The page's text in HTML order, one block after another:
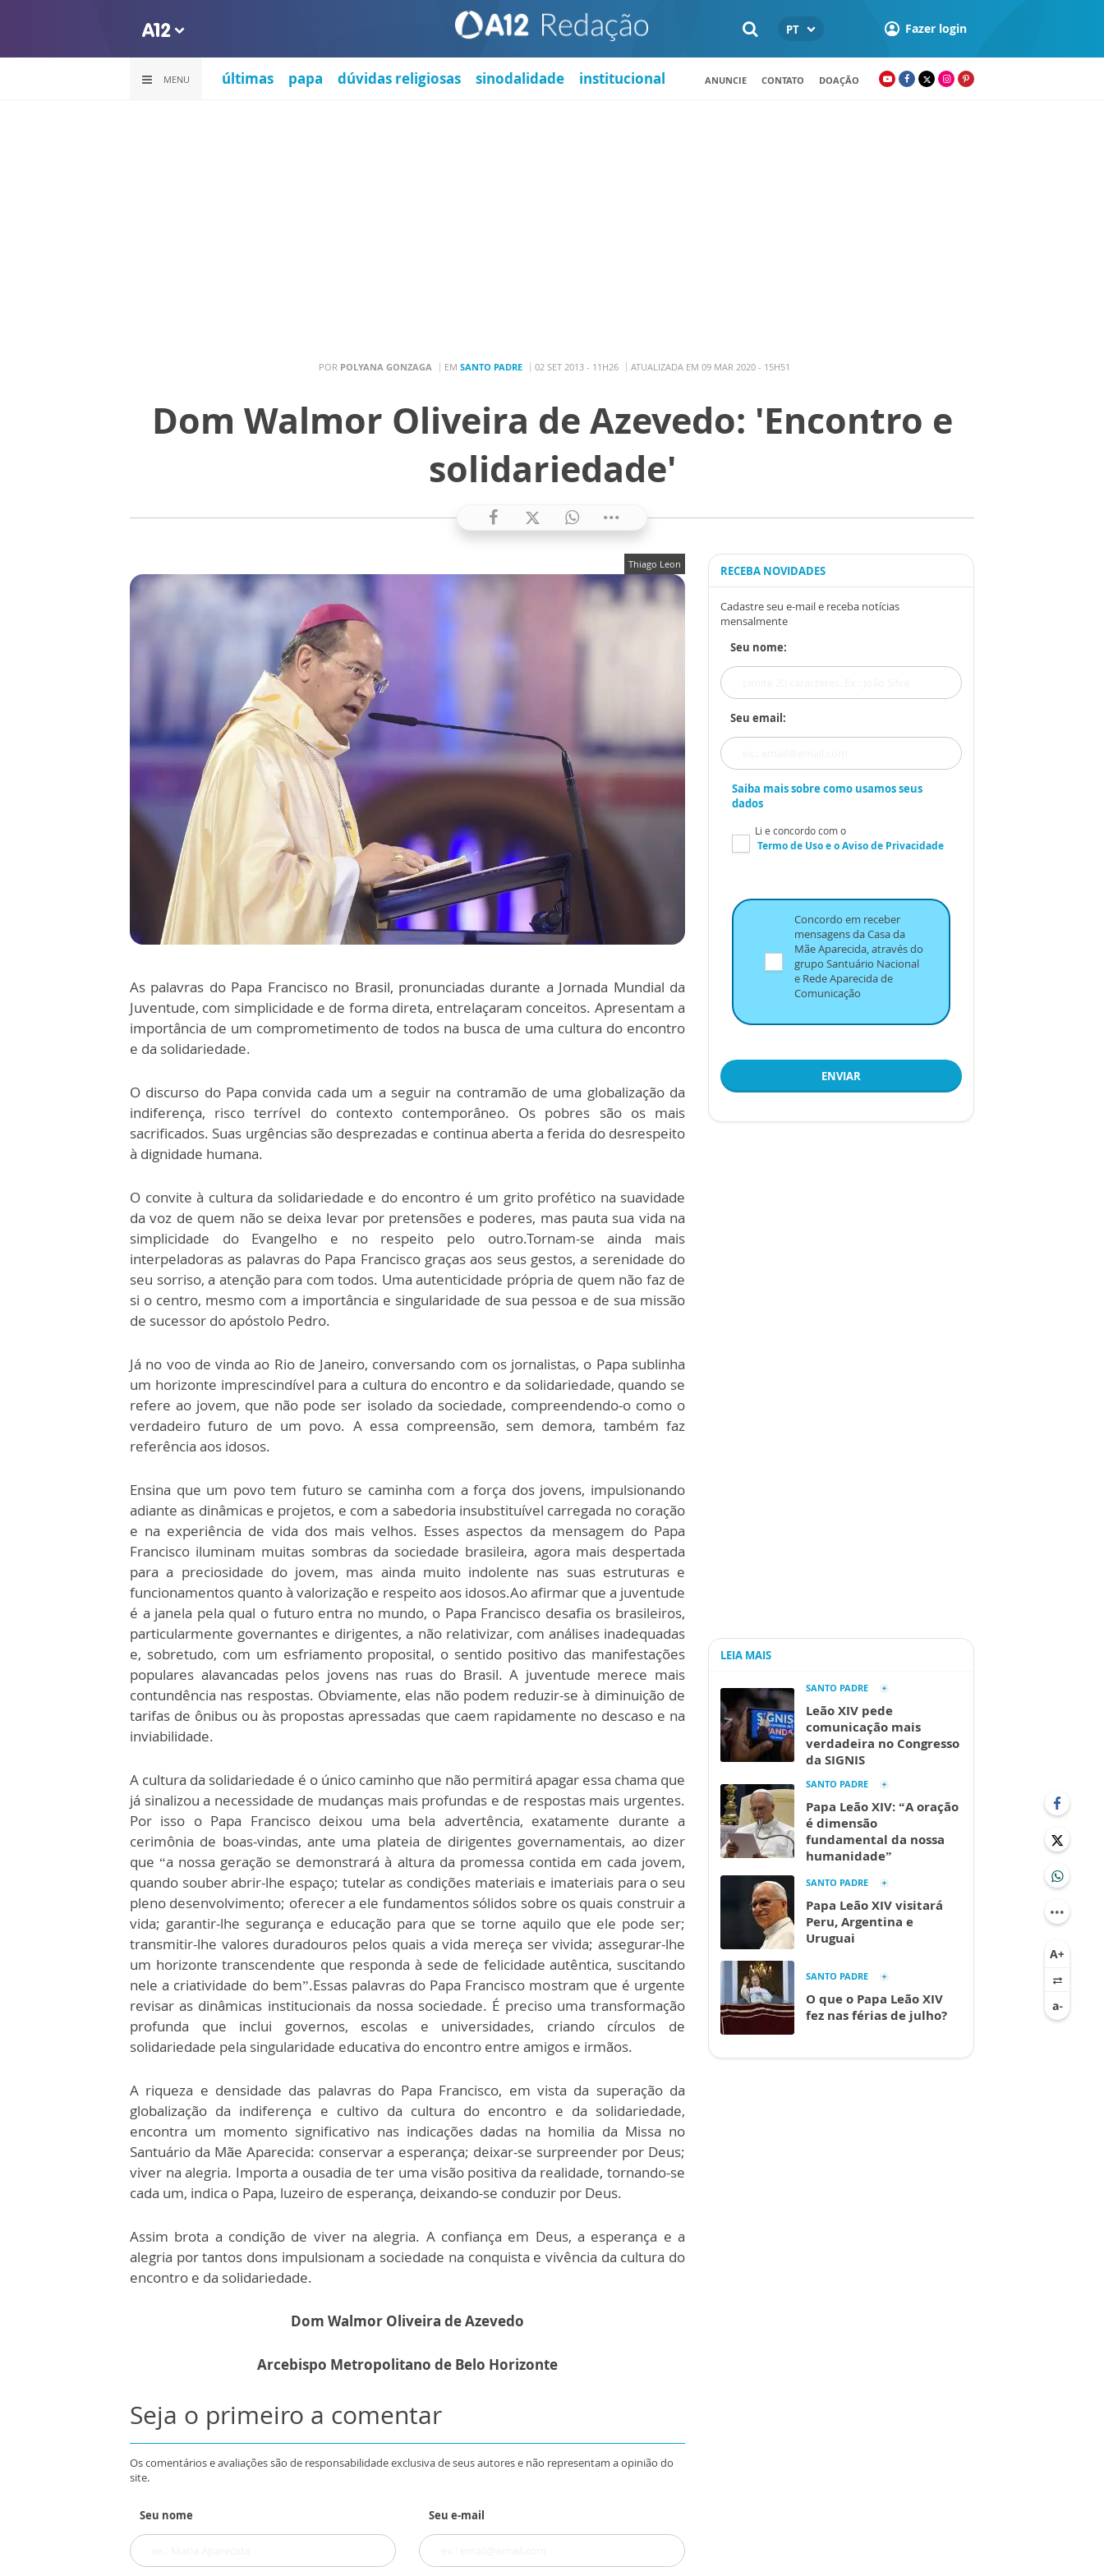
PT Fazer login
MENU últimas papa dúvidas religiosas sinodalidade institucional ANUNCIE CONTATO DOAÇÃO
POR POLYANA GONZAGA EM SANTO PADRE 02 SET 2013 - 11H26 ATUALIZADA EM 09 MAR 2020 - 15H51
Dom Walmor Oliveira de Azevedo: 'Encontro e
solidariedade'
Thiago Leon
As palavras do Papa Francisco no Brasil, pronunciadas durante a Jornada Mundial da
Juventude, com simplicidade e de forma direta, entrelaçaram conceitos. Apresentam a
importância de um comprometimento de todos na busca de uma cultura do encontro
e da solidariedade.
O discurso do Papa convida cada um a seguir na contramão de uma globalização da
indiferença, risco terrível do contexto contemporâneo. Os pobres são os mais
sacrificados. Suas urgências são desprezadas e continua aberta a ferida do desrespeito
à dignidade humana.
O convite à cultura da solidariedade e do encontro é um grito profético na suavidade
da voz de quem não se deixa levar por pretensões e poderes, mas pauta sua vida na
simplicidade do Evangelho e no respeito pelo outro.Tornam-se ainda mais
interpeladoras as palavras do Papa Francisco graças aos seus gestos, a serenidade do
seu sorriso, a atenção para com todos. Uma autenticidade própria de quem não faz de
si o centro, mesmo com a importância e singularidade de sua pessoa e de sua missão
de sucessor do apóstolo Pedro.
Já no voo de vinda ao Rio de Janeiro, conversando com os jornalistas, o Papa sublinha
um horizonte imprescindível para a cultura do encontro e da solidariedade, quando se
refere ao jovem, que não pode ser isolado da sociedade, compreendendo-o como o
verdadeiro futuro de um povo. A essa compreensão, sem demora, também faz
referência aos idosos.
Ensina que um povo tem futuro se caminha com a força dos jovens, impulsionando
adiante as dinâmicas e projetos, e com a sabedoria insubstituível carregada no coração
e na experiência de vida dos mais velhos. Esses aspectos da mensagem do Papa
Francisco iluminam muitas sombras da sociedade brasileira, agora mais despertada
para a preciosidade do jovem, mas ainda muito indolente nas suas estruturas e
funcionamentos quanto à valorização e respeito aos idosos.Ao afirmar que a juventude
é a janela pela qual o futuro entra no mundo, o Papa Francisco desafia os brasileiros,
particularmente governantes e dirigentes, a não relativizar, com análises inadequadas
e, sobretudo, com um esfriamento proposital, o sentido positivo das manifestações
populares alavancadas pelos jovens nas ruas do Brasil. A juventude merece mais
contundência nas respostas. Obviamente, elas não podem reduzir-se à diminuição de
tarifas de ônibus ou às propostas apressadas que caem rapidamente no descaso e na
inviabilidade.
A cultura da solidariedade é o único caminho que não permitirá apagar essa chama que
já sinalizou a necessidade de mudanças mais profundas e de respostas mais urgentes.
Por isso o Papa Francisco deixou uma bela advertência, exatamente durante a
cerimônia de boas-vindas, ante uma plateia de dirigentes governamentais, ao dizer
que “a nossa geração se demonstrará à altura da promessa contida em cada jovem,
quando souber abrir-lhe espaço; tutelar as condições materiais e imateriais para o seu
pleno desenvolvimento; oferecer a ele fundamentos sólidos sobre os quais construir a
vida; garantir-lhe segurança e educação para que se torne aquilo que ele pode ser;
transmitir-lhe valores duradouros pelos quais a vida mereça ser vivida; assegurar-lhe
um horizonte transcendente que responda à sede de felicidade autêntica, suscitando
nele a criatividade do bem”.Essas palavras do Papa Francisco mostram que é urgente
revisar as dinâmicas institucionais da nossa sociedade. É preciso uma transformação
profunda que inclui governos, escolas e universidades, criando círculos de
solidariedade pela singularidade educativa do encontro entre amigos e irmãos.
A riqueza e densidade das palavras do Papa Francisco, em vista da superação da
globalização da indiferença e cultivo da cultura do encontro e da solidariedade,
encontra um momento significativo nas indicações dadas na homilia da Missa no
Santuário da Mãe Aparecida: conservar a esperança; deixar-se surpreender por Deus;
viver na alegria. Importa a ousadia de ter uma visão positiva da realidade, tornando-se
cada um, indica o Papa, luzeiro de esperança, deixando-se conduzir por Deus.
Assim brota a condição de viver na alegria. A confiança em Deus, a esperança e a
alegria por tantos dons impulsionam a sociedade na conquista e vivência da cultura do
encontro e da solidariedade.
Dom Walmor Oliveira de Azevedo
Arcebispo Metropolitano de Belo Horizonte
Seja o primeiro a comentar
Os comentários e avaliações são de responsabilidade exclusiva de seus autores e não representam a opinião do
site.
Seu nome Seu e-mail
RECEBA NOVIDADES
Cadastre seu e-mail e receba notícias
mensalmente
Seu nome:
Seu email:
Saiba mais sobre como usamos seus
dados
Li e concordo com o
Termo de Usoe oAviso de Privacidade
Concordo em receber
mensagens da Casa da
Mãe Aparecida, através do
grupo Santuário Nacional
e Rede Aparecida de
Comunicação
ENVIAR
LEIA MAIS
SANTO PADRE
Leão XIV pede
comunicação mais
verdadeira no Congresso
da SIGNIS
SANTO PADRE
Papa Leão XIV: “A oração
é dimensão
fundamental da nossa
humanidade”
SANTO PADRE
Papa Leão XIV visitará
Peru, Argentina e
Uruguai
SANTO PADRE
O que o Papa Leão XIV
fez nas férias de julho?